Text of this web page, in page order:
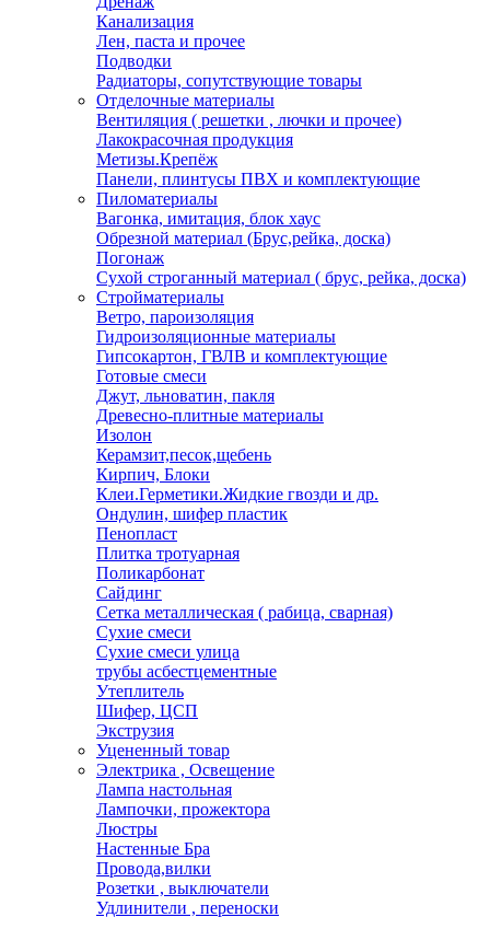
Канализация
Лен, паста и прочее
Подводки
Радиаторы, сопутствующие товары
Отделочные материалы
Вентиляция ( решетки , лючки и прочее)
Лакокрасочная продукция
Метизы.Крепёж
Панели, плинтусы ПВХ и комплектующие
Пиломатериалы
Вагонка, имитация, блок хаус
Обрезной материал (Брус,рейка, доска)
Погонаж
Сухой строганный материал ( брус, рейка, доска)
Стройматериалы
Ветро, пароизоляция
Гидроизоляционные материалы
Гипсокартон, ГВЛВ и комплектующие
Готовые смеси
Джут, льноватин, пакля
Древесно-плитные материалы
Изолон
Керамзит,песок,щебень
Кирпич, Блоки
Клеи.Герметики.Жидкие гвозди и др.
Ондулин, шифер пластик
Пенопласт
Плитка тротуарная
Поликарбонат
Сайдинг
Сетка металлическая ( рабица, сварная)
Сухие смеси
Сухие смеси улица
трубы асбестцементные
Утеплитель
Шифер, ЦСП
Экструзия
Уцененный товар
Электрика , Освещение
Лампа настольная
Лампочки, прожектора
Люстры
Настенные Бра
Провода,вилки
Розетки , выключатели
Удлинители , переноски